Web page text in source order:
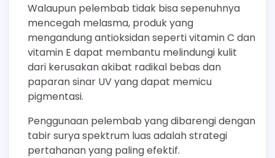
Walaupun pelembab tidak bisa sepenuhnya
mencegah melasma, produk yang
mengandung antioksidan seperti vitamin C dan
vitamin E dapat membantu melindungi kulit
dari kerusakan akibat radikal bebas dan
paparan sinar UV yang dapat memicu
pigmentasi.
Penggunaan pelembab yang dibarengi dengan
tabir surya spektrum luas adalah strategi
pertahanan yang paling efektif.